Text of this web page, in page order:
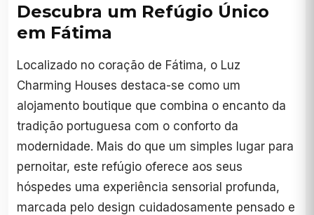
Descubra um Refúgio Único
em Fátima
Localizado no coração de Fátima, o Luz
Charming Houses destaca-se como um
alojamento boutique que combina o encanto da
tradição portuguesa com o conforto da
modernidade. Mais do que um simples lugar para
pernoitar, este refúgio oferece aos seus
hóspedes uma experiência sensorial profunda,
marcada pelo design cuidadosamente pensado e